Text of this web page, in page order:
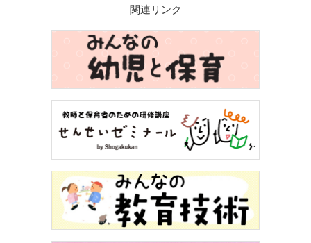
関連リンク